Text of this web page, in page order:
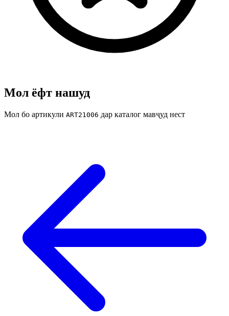
Мол ёфт нашуд
Мол бо артикули ART21006 дар каталог мавҷуд нест